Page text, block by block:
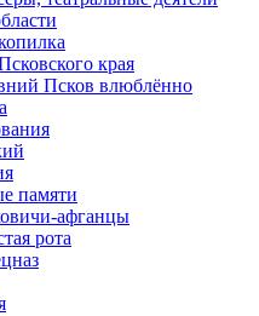
края
Псков влюблённо
памяти
афганцы
рота